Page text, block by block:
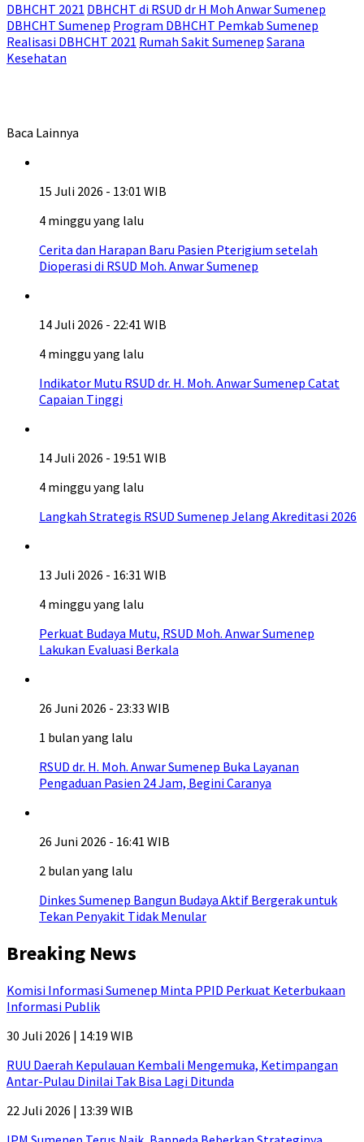
DBHCHT 2021 DBHCHT di RSUD dr H Moh Anwar Sumenep
DBHCHT Sumenep Program DBHCHT Pemkab Sumenep
Realisasi DBHCHT 2021 Rumah Sakit Sumenep Sarana
Kesehatan
Baca Lainnya
15 Juli 2026 - 13:01 WIB
4 minggu yang lalu
Cerita dan Harapan Baru Pasien Pterigium setelah
Dioperasi di RSUD Moh. Anwar Sumenep
14 Juli 2026 - 22:41 WIB
4 minggu yang lalu
Indikator Mutu RSUD dr. H. Moh. Anwar Sumenep Catat
Capaian Tinggi
14 Juli 2026 - 19:51 WIB
4 minggu yang lalu
Langkah Strategis RSUD Sumenep Jelang Akreditasi 2026
13 Juli 2026 - 16:31 WIB
4 minggu yang lalu
Perkuat Budaya Mutu, RSUD Moh. Anwar Sumenep
Lakukan Evaluasi Berkala
26 Juni 2026 - 23:33 WIB
1 bulan yang lalu
RSUD dr. H. Moh. Anwar Sumenep Buka Layanan
Pengaduan Pasien 24 Jam, Begini Caranya
26 Juni 2026 - 16:41 WIB
2 bulan yang lalu
Dinkes Sumenep Bangun Budaya Aktif Bergerak untuk
Tekan Penyakit Tidak Menular
Breaking News
Komisi Informasi Sumenep Minta PPID Perkuat Keterbukaan
Informasi Publik
30 Juli 2026 | 14:19 WIB
RUU Daerah Kepulauan Kembali Mengemuka, Ketimpangan
Antar-Pulau Dinilai Tak Bisa Lagi Ditunda
22 Juli 2026 | 13:39 WIB